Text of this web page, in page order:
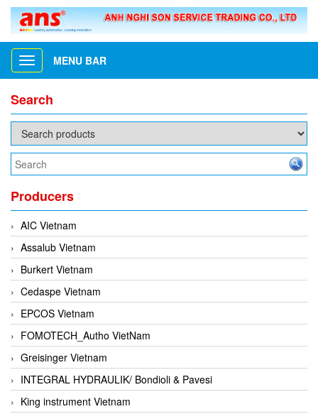
Toggle
navigation
MENU BAR
Search
Producers
AIC Vietnam
Assalub Vietnam
Burkert Vietnam
Cedaspe Vietnam
EPCOS Vietnam
FOMOTECH_Autho VietNam
Greisinger Vietnam
INTEGRAL HYDRAULIK/ Bondioli & Pavesi
King instrument Vietnam